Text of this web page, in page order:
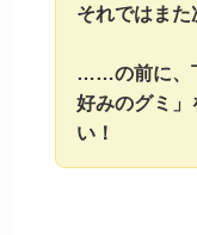
それではまた
……の前に、
好みのグミ」
い！